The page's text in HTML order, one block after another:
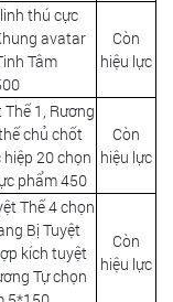
thú cực
avatar
Tâm
Còn
hiệu lực
Thế 1, Rương
chủ chốt
20 chọn
phẩm 450
Còn
hiệu lực
Thế 4 chọn
Bị Tuyệt
kích tuyệt
Tự chọn
Còn
hiệu lực